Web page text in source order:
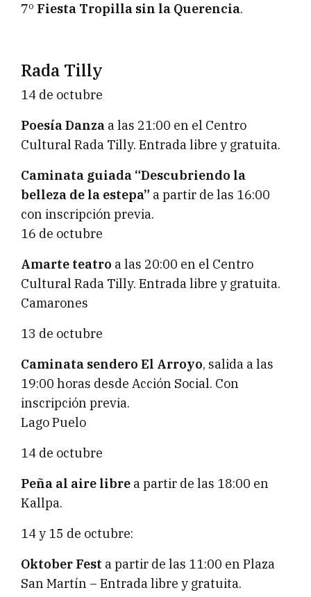
7º Fiesta Tropilla sin la Querencia.
Rada Tilly
14 de octubre
Poesía Danza a las 21:00 en el Centro
Cultural Rada Tilly. Entrada libre y gratuita.
Caminata guiada “Descubriendo la
belleza de la estepa” a partir de las 16:00
con inscripción previa.
16 de octubre
Amarte teatro a las 20:00 en el Centro
Cultural Rada Tilly. Entrada libre y gratuita.
Camarones
13 de octubre
Caminata sendero El Arroyo, salida a las
19:00 horas desde Acción Social. Con
inscripción previa.
Lago Puelo
14 de octubre
Peña al aire libre a partir de las 18:00 en
Kallpa.
14 y 15 de octubre:
Oktober Fest a partir de las 11:00 en Plaza
San Martín – Entrada libre y gratuita.